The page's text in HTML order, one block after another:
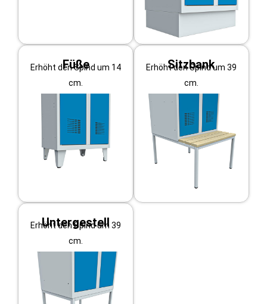
Füße
Erhöht den Spind um 14
cm.
Sitzbank
Erhöht den Spind um 39
cm.
Untergestell
Erhöht den Spind um 39
cm.